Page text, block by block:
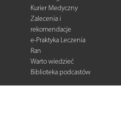
Kurier Medyczny
Zalecenia i
rekomendacje
e-Praktyka Leczenia
Ran
Warto wiedzieć
Biblioteka podcastów